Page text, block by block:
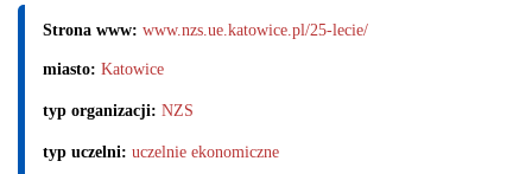
Strona www: www.nzs.ue.katowice.pl/25-lecie/
miasto: Katowice
typ organizacji: NZS
typ uczelni: uczelnie ekonomiczne